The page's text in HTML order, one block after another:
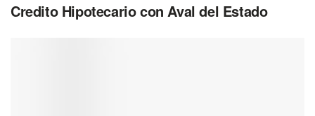
Credito Hipotecario con Aval del Estado